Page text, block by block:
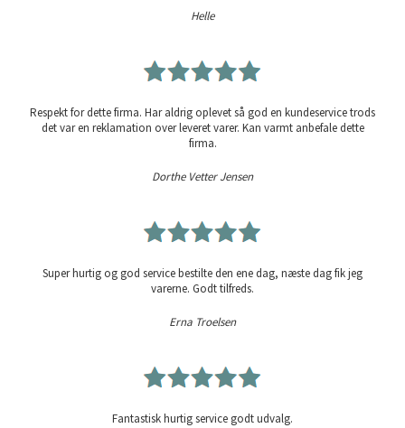
Helle
Respekt for dette firma. Har aldrig oplevet så god en kundeservice trods
det var en reklamation over leveret varer. Kan varmt anbefale dette
firma.
Dorthe Vetter Jensen
Super hurtig og god service bestilte den ene dag, næste dag fik jeg
varerne. Godt tilfreds.
Erna Troelsen
Fantastisk hurtig service godt udvalg.